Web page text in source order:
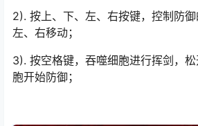
2). 按上、下、左、右按键，控制防御
左、右移动；
3). 按空格键，吞噬细胞进行挥剑，
胞开始防御；